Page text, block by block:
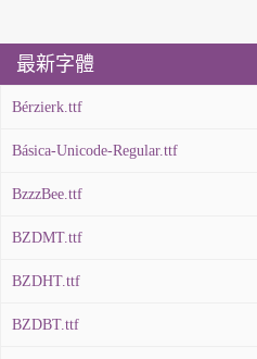
最新字體
Bérzierk.ttf
Básica-Unicode-Regular.ttf
BzzzBee.ttf
BZDMT.ttf
BZDHT.ttf
BZDBT.ttf